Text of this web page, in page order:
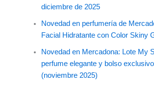
diciembre de 2025
Novedad en perfumería de
Facial Hidratante con Color Skiny
Novedad en Mercadona: Lote My
perfume elegante y bolso
(noviembre 2025)